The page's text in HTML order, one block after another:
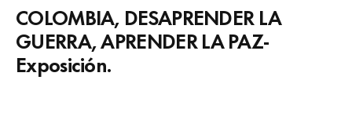
COLOMBIA, DESAPRENDER LA
GUERRA, APRENDER LA PAZ-
Exposición.